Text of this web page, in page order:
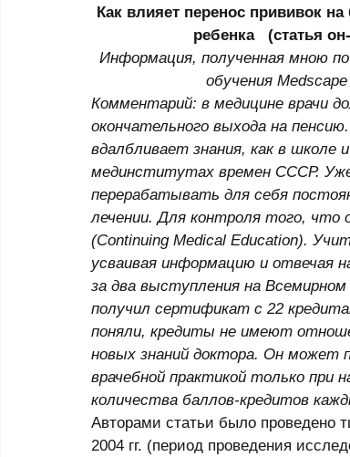
Как влияет перенос прививок
ребенка   (статья
Информация, полученная мною
обучения
Комментарий: в медицине врачи
окончательного выхода на
вдалбливает знания, как в школе
мединститутах времен СССР.
перерабатывать для себя
лечении. Для контроля того,
(Continuing Medical Education).
усваивая информацию и отвечая
за два выступления на Всемирном
получил сертификат с 22
поняли, кредиты не имеют
новых знаний доктора. Он может
врачебной практикой только при
количества баллов-кредитов
Авторами статьи было проведено
2004 гг. (период проведения